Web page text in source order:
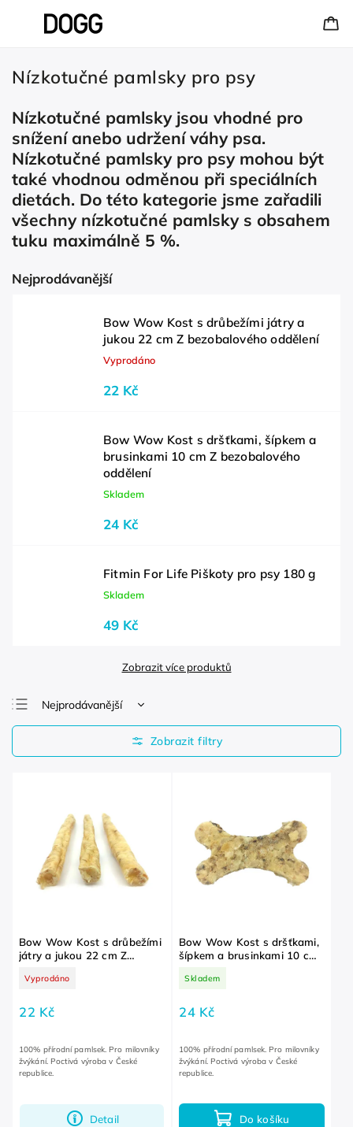
Nízkotučné pamlsky pro psy
Nízkotučné pamlsky jsou vhodné pro
snížení anebo udržení váhy psa.
Nízkotučné pamlsky pro psy mohou být
také vhodnou odměnou při speciálních
dietách. Do této kategorie jsme zařadili
všechny nízkotučné pamlsky s obsahem
tuku maximálně 5 %.
Nejprodávanější
Bow Wow Kost s drůbežími játry a
jukou 22 cm Z bezobalového oddělení
Vyprodáno
22 Kč
Bow Wow Kost s dršťkami, šípkem a
brusinkami 10 cm Z bezobalového
oddělení
Skladem
24 Kč
Fitmin For Life Piškoty pro psy 180 g
Skladem
49 Kč
Zobrazit více produktů
Nejprodávanější
Nejlevnější
Nejdražší
Bow Wow Kost s drůbežími
játry a jukou 22 cm Z
Vyprodáno
22 Kč
Detail
100% přírodní pamlsek. Pro milovníky
žvýkání. Poctivá výroba v České
republice.
Bow Wow Kost s dršťkami,
šípkem a brusinkami 10 cm
Skladem
24 Kč
Do košíku
100% přírodní pamlsek. Pro milovníky
žvýkání. Poctivá výroba v České
republice.